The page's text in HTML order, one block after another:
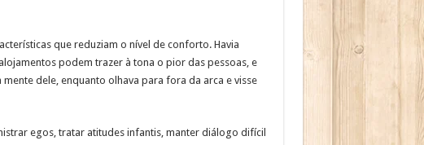
que reduziam o nível de conforto. Havia
podem trazer à tona o pior das pessoas, e
dele, enquanto olhava para fora da arca e visse
egos, tratar atitudes infantis, manter diálogo difícil